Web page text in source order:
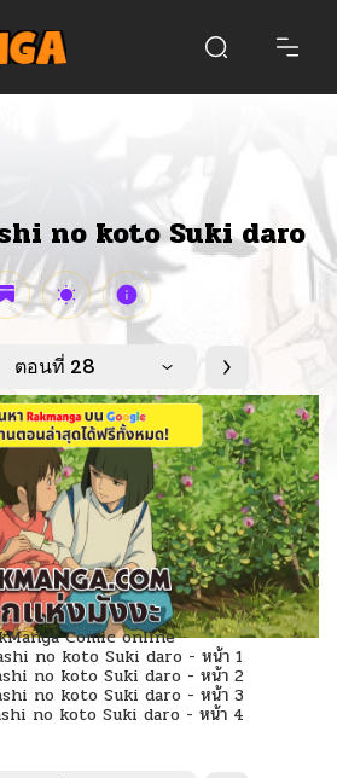
no koto Suki daro
ตอนที่ 28